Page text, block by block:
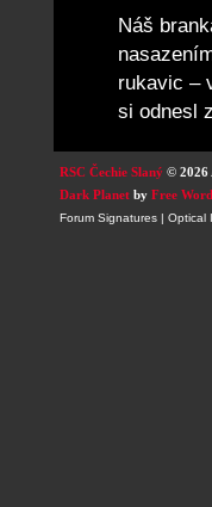
Náš
rukavic –
si odnesl
RSC Čechie Slaný © 2026
Dark Planet by Free
Forum Signatures | Optical